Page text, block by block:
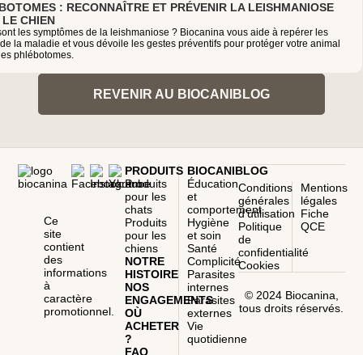
: RECONNAÎTRE ET PRÉVENIR LA LEISHMANIOSE
CHIEN
les symptômes de la leishmaniose ? Biocanina vous aide à repérer les
la maladie et vous dévoile les gestes préventifs pour protéger votre animal
phlébotomes.
REVENIR AU BIOCANIBLOG
Ce
site
contient
des
informations
à
caractère
promotionnel.
PRODUITS
Produits
pour les
chats
Produits
pour les
chiens
NOTRE
HISTOIRE
NOS
ENGAGEMENTS
OÙ
ACHETER
?
FAQ
BIOCANIBLOG
Éducation
et
comportement
Hygiène
et soin
Santé
Complicité
Parasites
internes
Parasites
externes
Vie
quotidienne
Conditions
générales
d’utilisation
Politique
de
confidentialité
Cookies
Mentions
légales
Fiche
QCE
© 2024 Biocanina,
tous droits réservés.